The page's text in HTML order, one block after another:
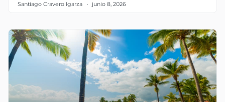
Santiago Cravero Igarza junio 8, 2026